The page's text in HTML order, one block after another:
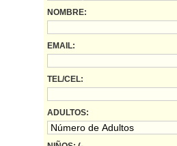
NOMBRE:
EMAIL:
TEL/CEL:
ADULTOS: